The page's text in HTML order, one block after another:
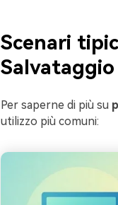
Scenari
Per saperne di più su
utilizzo più comuni: